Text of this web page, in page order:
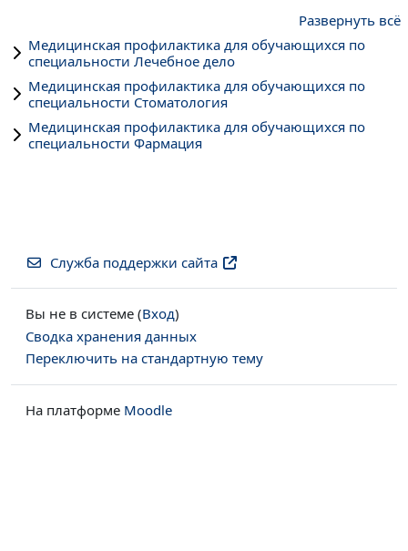
Развернуть всё
Медицинская профилактика для обучающихся по
специальности Лечебное дело
Медицинская профилактика для обучающихся по
специальности Стоматология
Медицинская профилактика для обучающихся по
специальности Фармация
Служба поддержки сайта
Вы не в системе (Вход)
Сводка хранения данных
Переключить на стандартную тему
На платформе Moodle